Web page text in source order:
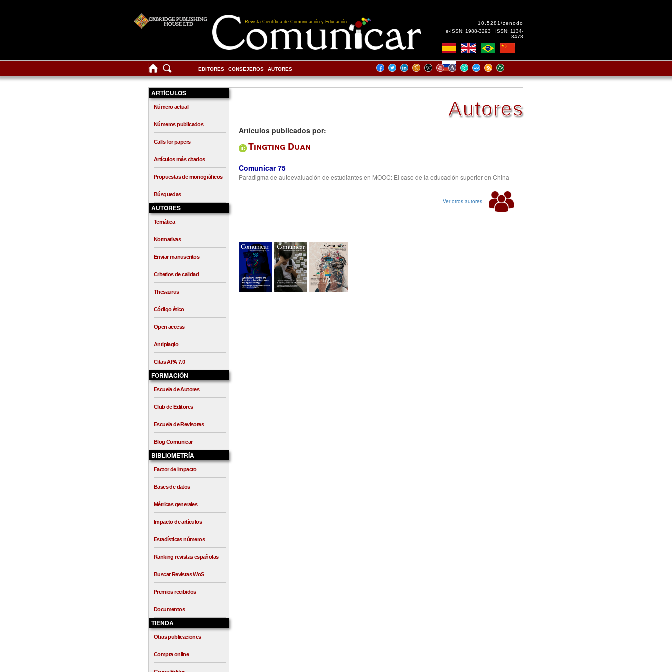
Revista Científica de Comunicación y Educación
10.5281/zenodo
e-ISSN: 1988-3293 · ISSN: 1134-
3478
EDITORES CONSEJEROS AUTORES
ARTÍCULOS
Número actual
Números publicados
Calls for papers
Artículos más citados
Propuestas de monográficos
Búsquedas
AUTORES
Temática
Normativas
Enviar manuscritos
Criterios de calidad
Thesaurus
Código ético
Open access
Antiplagio
Citas APA 7.0
FORMACIÓN
Escuela de Autores
Club de Editores
Escuela de Revisores
Blog Comunicar
BIBLIOMETRÍA
Factor de impacto
Bases de datos
Métricas generales
Impacto de artículos
Estadísticas números
Ranking revistas españolas
Buscar Revistas WoS
Premios recibidos
Documentos
TIENDA
Otras publicaciones
Compra online
Autores
Artículos publicados por:
Tingting Duan
Comunicar 75
Paradigma de autoevaluación de estudiantes en MOOC: El caso de la educación superior en China
Ver otros autores